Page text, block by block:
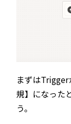
まずは
規】になった
う。